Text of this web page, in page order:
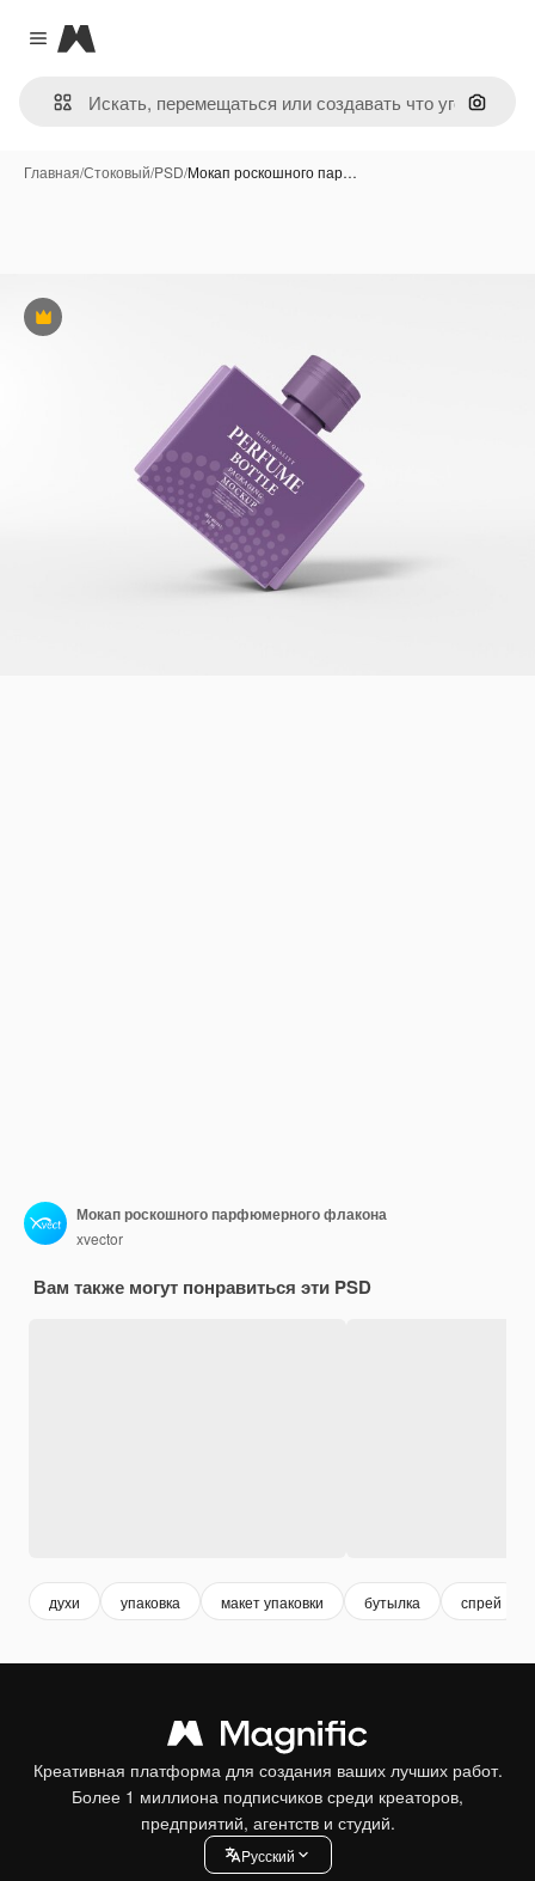
Close menu
Magnific
Поиск
Главная/Стоковый/PSD/Мокап роскошного пар…
Премиум
Мокап роскошного парфюмерного флакона
xvector
Вам также могут понравиться эти PSD
духи упаковка макет упаковки бутылка спрей
Креативная платформа для создания ваших лучших работ.
Более 1 миллиона подписчиков среди креаторов,
предприятий, агентств и студий.
Pусский